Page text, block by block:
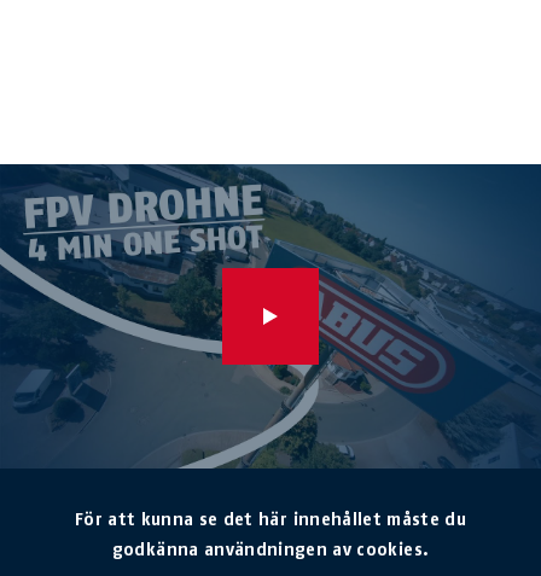
För att kunna se det här innehållet måste du
godkänna användningen av cookies.